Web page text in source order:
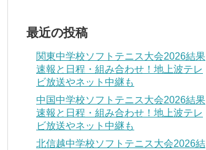
最近の投稿
関東中学校ソフトテニス大会2026結果
速報と日程・組み合わせ！地上波テレ
ビ放送やネット中継も
中国中学校ソフトテニス大会2026結果
速報と日程・組み合わせ！地上波テレ
ビ放送やネット中継も
北信越中学校ソフトテニス大会2026結